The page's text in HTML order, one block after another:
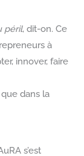
péril, dit-on. Ce
à
innover, faire
dans la
s’est